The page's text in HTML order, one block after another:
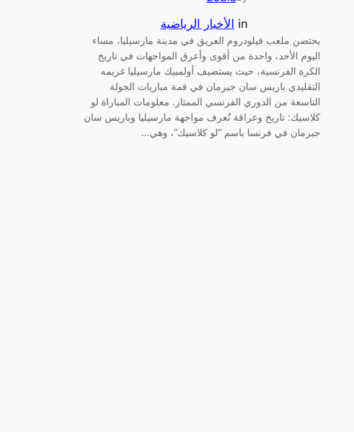
in
الأخبار الرياضية
يحتضن ملعب فيلودروم العريق في مدينة مارسيليا، مساء
اليوم الأحد، واحدة من أقوى وأعرق المواجهات في تاريخ
الكرة الفرنسية، حيث يستضيف أولمبيك مارسيليا غريمه
التقليدي باريس سان جيرمان في قمة مباريات الجولة
التاسعة من الدوري الفرنسي الممتاز. معلومات المباراة لو
كلاسيك: تاريخ وعراقة تُعرف مواجهة مارسيليا وباريس سان
جيرمان في فرنسا باسم “لو كلاسيك”، وهي…